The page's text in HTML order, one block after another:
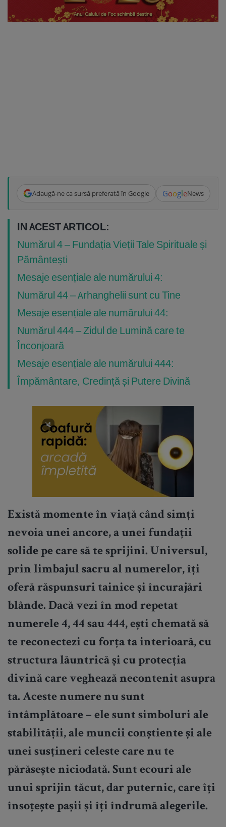
Adaugă-ne ca sursă preferată în Google GoogleNews
IN ACEST ARTICOL:
Numărul 4 – Fundația Vieții Tale Spirituale și
Pământești
Mesaje esențiale ale numărului 4:
Numărul 44 – Arhanghelii sunt cu Tine
Mesaje esențiale ale numărului 44:
Numărul 444 – Zidul de Lumină care te
Înconjoară
Mesaje esențiale ale numărului 444:
Împământare, Credință și Putere Divină
Există momente în viață când simți
nevoia unei ancore, a unei fundații
solide pe care să te sprijini. Universul,
prin limbajul sacru al numerelor, îți
oferă răspunsuri tainice și încurajări
blânde. Dacă vezi în mod repetat
numerele 4, 44 sau 444, ești chemată să
te reconectezi cu forța ta interioară, cu
structura lăuntrică și cu protecția
divină care veghează necontenit asupra
ta. Aceste numere nu sunt
întâmplătoare – ele sunt simboluri ale
stabilității, ale muncii conștiente și ale
unei susțineri celeste care nu te
părăsește niciodată. Sunt ecouri ale
unui sprijin tăcut, dar puternic, care îți
însoțește pașii și îți îndrumă alegerile.